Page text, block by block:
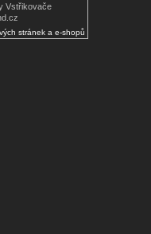
Vstřikovače
stránek a e-shopů